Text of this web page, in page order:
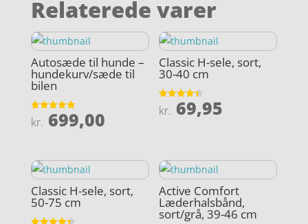
Relaterede varer
Autosæde til hunde –
hundekurv/sæde til
bilen
Vurderet
5
kr. 699,00
Classic H-sele, sort,
30-40 cm
Vurderet
4.4
kr. 69,95
Classic H-sele, sort,
50-75 cm
Active Comfort
Læderhalsbånd,
sort/grå, 39-46 cm